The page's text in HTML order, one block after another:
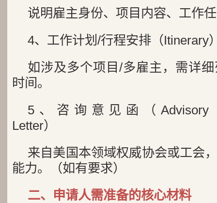
说明雇主身份、项目内容、工作
4、工作计划/行程安排（Itinerary
如涉及多个项目/多雇主，需详
时间。
5、咨询意见函（Advisory
Letter）
来自美国本领域权威协会或工会
能力。（如有要求）
二、申请人需准备的核心材料